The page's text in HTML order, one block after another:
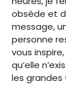
obsède et
message,
personne
vous
qu’elle
les grandes